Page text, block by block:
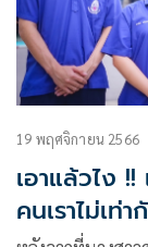
19 พฤศจิกายน 2566
เอาแล้วไง !! เ
คนเราไม่เท่ากัน สุดดีใจ “พี่หนู-พี่ผึ้ง” ล